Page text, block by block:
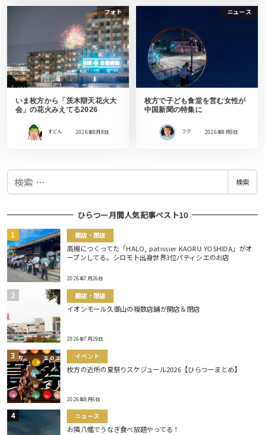
フォト
いま枚方から「茨木辯天花火大
会」の花火みえてる2026
すどん 2026年8月8日
ニュース
枚方で子ども食堂を営む女性が
中国新聞の特集に
フク 2026年8月8日
検
検索
ひらつー月間人気記事ベスト10
開店・閉店
高槻につくってた「HALO, patissier KAORU YOSHIDA」がオ
ープンしてる。シロモト出身世界3位パティシエのお店
2026年7月26日
開店・閉店
イオンモール久御山の複数店舗が開店＆閉店
2026年7月29日
イベント
枚方の近所の夏祭りスケジュール2026【ひらつーまとめ】
2026年8月6日
ニュース
お隣八幡でうなぎ食べ放題やってる！